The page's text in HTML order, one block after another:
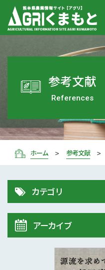
参考文献
References
ホーム 参考文献
カテゴリ
Vitamin Table
アーカイブ
2020年 (7)